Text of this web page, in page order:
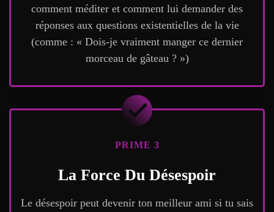
comment méditer et comment lui demander des
réponses aux questions existentielles de la vie
(comme : « Dois-je vraiment manger ce dernier
morceau de gâteau ? »)
PRIME 3
La Force Du Désespoir
Le désespoir peut devenir ton meilleur ami si tu sais